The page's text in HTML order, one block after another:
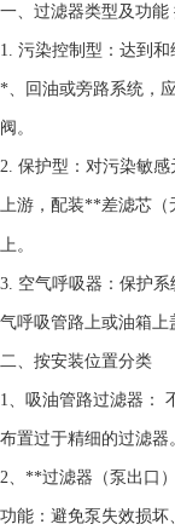
一、 过滤器类型及功能
1. 污染控制型：达到
*、回油或旁路系统，
阀。
2. 保护型：对污染敏
上游，配装**差滤芯（
上。
3. 空气呼吸器：保护
气呼吸管路上或油箱上
二、 按安装位置分类
1、 吸油管路过滤器 ：
布置过于精细的过滤器
2、 **过滤器 （泵出口
功能：避免泵失效损坏